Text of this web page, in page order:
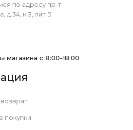
по адресу пр-т
д 34, к 3, лит Б
магазина с 8:00-18:00
покупки